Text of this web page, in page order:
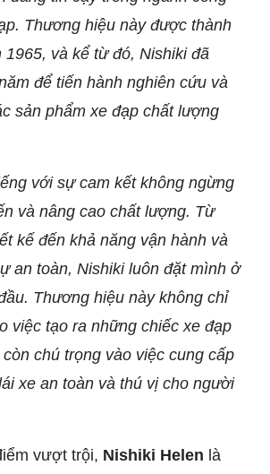
Thương hiệu này được thành
1965, và kể từ đó, Nishiki đã
để tiến hành nghiên cứu và
sản phẩm xe đạp chất lượng
với sự cam kết không ngừng
và nâng cao chất lượng. Từ
kế đến khả năng vận hành và
an toàn, Nishiki luôn đặt mình ở
Thương hiệu này không chỉ
việc tạo ra những chiếc xe đạp
chú trọng vào việc cung cấp
xe an toàn và thú vị cho người
vượt trội, Nishiki Helen là